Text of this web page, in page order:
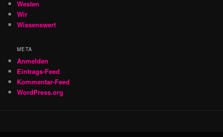
Westen
Wir
Wissenswert
META
Anmelden
Eintrags-Feed
Kommentar-Feed
WordPress.org